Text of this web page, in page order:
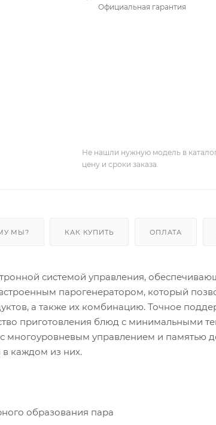
Официальная гарантия
Не нашли нужную модель в
цену и сроки заказа.
МЫ? КАК КУПИТЬ ОПЛАТА
системой управления,
парогенератором, который
а также их комбинацию. Точное
приготовления блюд с минимальными
многоуровневым управлением и памятью
в каждом из них.
образования пара